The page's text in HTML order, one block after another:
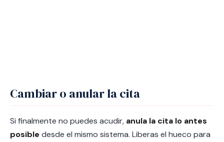
Cambiar o anular la cita
Si finalmente no puedes acudir, anula la cita lo antes
posible desde el mismo sistema. Liberas el hueco para